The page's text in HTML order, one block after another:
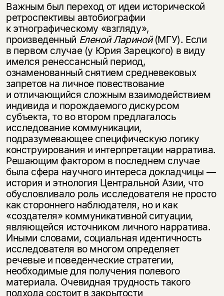
Важным был переход от идеи исторической
ретроспективы автобиографии
к этнографическому «взгляду»,
произведенный Еленой Лариной(МГУ). Если
в первом случае (у Юрия Зарецкого) в виду
имелся ренессансный период,
ознаменованный снятием средневековых
запретов на личное повествование
и отличающийся сложным взаимодействием
индивида и порождаемого дискурсом
субъекта, то во втором предлагалось
исследование коммуникации,
подразумевающее специфическую логику
конструирования и интерпретации нарратива.
Решающим фактором в последнем случае
была сфера научного интереса докладчицы —
история и этнология Центральной Азии, что
обусловливало роль исследователя не просто
как стороннего наблюдателя, но и как
«создателя» коммуникативной ситуации,
являющейся источником личного нарратива.
Иными словами, социальная идентичность
исследователя во многом определяет
речевые и поведенческие стратегии,
необходимые для получения полевого
материала. Очевидная трудность такого
подхода состоит в закрытости